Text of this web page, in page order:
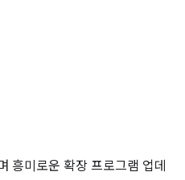
흥미로운 확장 프로그램 업데